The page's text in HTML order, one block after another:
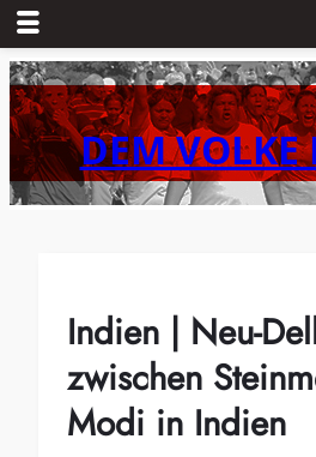
Zum
Inhalt
springenDEM VOLKE
Indien | Neu-
zwischen
Modi in Indien